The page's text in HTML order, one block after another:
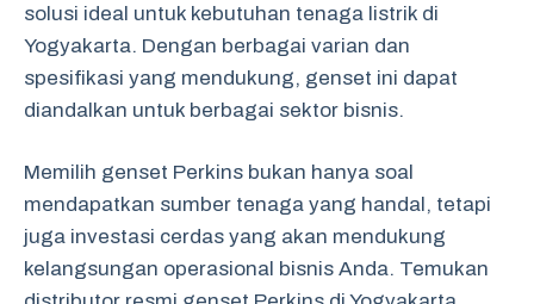
solusi ideal untuk kebutuhan tenaga listrik di
Yogyakarta. Dengan berbagai varian dan
spesifikasi yang mendukung, genset ini dapat
diandalkan untuk berbagai sektor bisnis.
Memilih genset Perkins bukan hanya soal
mendapatkan sumber tenaga yang handal, tetapi
juga investasi cerdas yang akan mendukung
kelangsungan operasional bisnis Anda. Temukan